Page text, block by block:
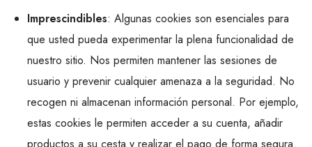
Imprescindibles: Algunas cookies son esenciales para
que usted pueda experimentar la plena funcionalidad de
nuestro sitio. Nos permiten mantener las sesiones de
usuario y prevenir cualquier amenaza a la seguridad. No
recogen ni almacenan información personal. Por ejemplo,
estas cookies le permiten acceder a su cuenta, añadir